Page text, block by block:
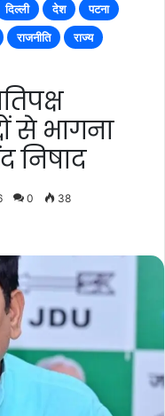
दिल्ली देश
पटना
राजनीति
राज्य
से भागना
निषाद
0 38